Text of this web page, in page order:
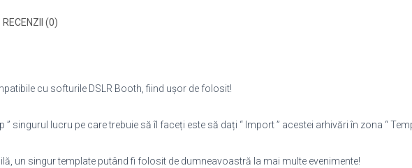
RECENZII (0)
cu softurile DSLR Booth, fiind ușor de folosit!
” singurul lucru pe care trebuie să îl faceți este să dați “ Import ” acestei arhivări în zona “
un singur template putând fi folosit de dumneavoastră la mai multe evenimente!